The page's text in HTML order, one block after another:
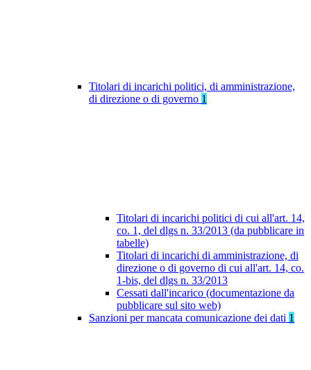
Titolari di incarichi politici, di amministrazione,
di direzione o di governo 1
Titolari di incarichi politici di cui all'art. 14,
co. 1, del dlgs n. 33/2013 (da pubblicare in
tabelle)
Titolari di incarichi di amministrazione, di
direzione o di governo di cui all'art. 14, co.
1-bis, del dlgs n. 33/2013
Cessati dall'incarico (documentazione da
pubblicare sul sito web)
Sanzioni per mancata comunicazione dei dati 1